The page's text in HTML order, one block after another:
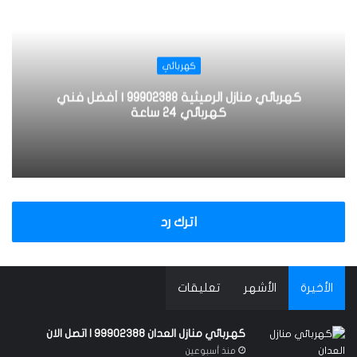
كهربائي
كهربائي منازل الرميثية 99902388 | أفضل فني
كهربائي 24 ساعة
اترك رد
الأخيرة الأشهر تعليقات
كهربائي منازل العدان 99902388 | اتصل الان
منذ أسبوعين